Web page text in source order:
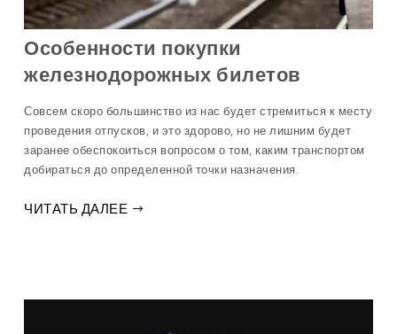
Особенности покупки
железнодорожных билетов
Совсем скоро большинство из нас будет стремиться к месту
проведения отпусков, и это здорово, но не лишним будет
заранее обеспокоиться вопросом о том, каким транспортом
добираться до определенной точки назначения.
ЧИТАТЬ ДАЛЕЕ